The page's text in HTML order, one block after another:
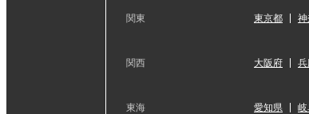
関東 東京都
関西 大阪府
東海 愛知県